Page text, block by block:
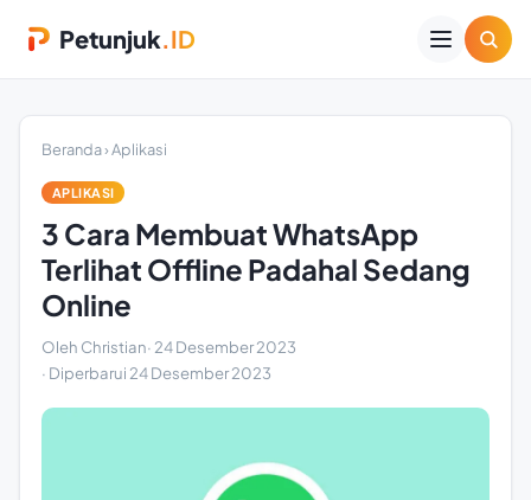
Petunjuk.ID
Beranda›Aplikasi
APLIKASI
3 Cara Membuat WhatsApp
Terlihat Offline Padahal Sedang
Online
Oleh Christian· 24 Desember 2023
· Diperbarui 24 Desember 2023